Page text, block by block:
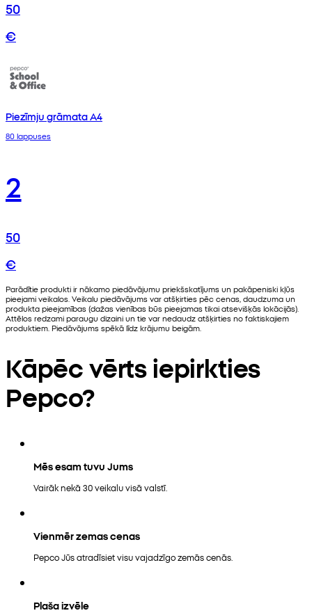
50
€
Piezīmju grāmata A4
80 lappuses
2
50
€
Parādītie produkti ir nākamo piedāvājumu priekšskatījums un pakāpeniski kļūs
pieejami veikalos. Veikalu piedāvājums var atšķirties pēc cenas, daudzuma un
produkta pieejamības (dažas vienības būs pieejamas tikai atsevišķās lokācijās).
Attēlos redzami paraugu dizaini un tie var nedaudz atšķirties no faktiskajiem
produktiem. Piedāvājums spēkā līdz krājumu beigām.
Kāpēc vērts iepirkties
Pepco?
Mēs esam tuvu Jums
Vairāk nekā 30 veikalu visā valstī.
Vienmēr zemas cenas
Pepco Jūs atradīsiet visu vajadzīgo zemās cenās.
Plaša izvēle